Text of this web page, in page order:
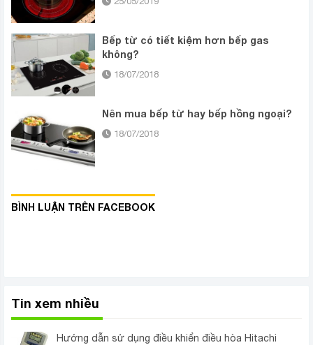
Bếp từ có tiết kiệm hơn bếp gas
không?
18/07/2018
Nên mua bếp từ hay bếp hồng ngoại?
18/07/2018
BÌNH LUẬN TRÊN FACEBOOK
Tin xem nhiều
Hướng dẫn sử dụng điều khiển điều hòa Hitachi